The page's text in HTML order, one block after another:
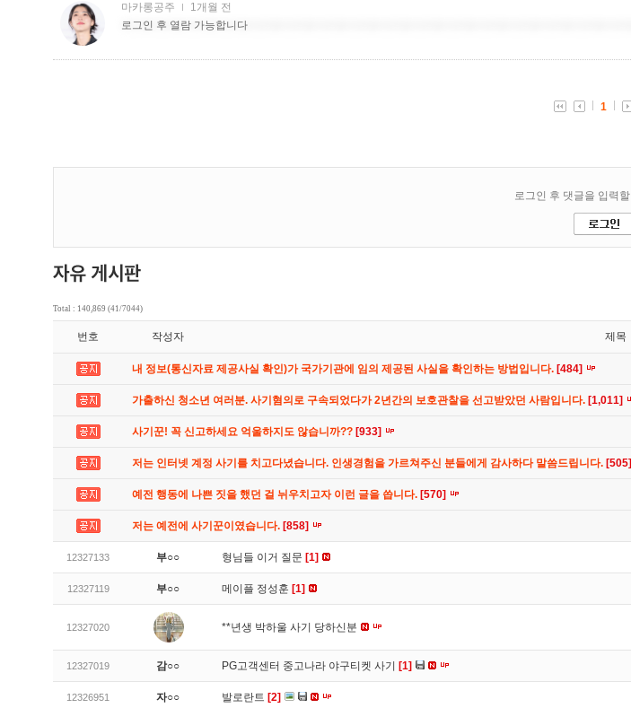
Total : 140,869 (41/7044)
번호 작성자 제목
내 정보(통신자료 제공사실 확인)가 국가기관에 임의 제공된 사실을 확인하는 방법입니다. [484]
가출하신 청소년 여러분. 사기혐의로 구속되었다가 2년간의 보호관찰을 선고받았던 사람입니다. [1,011]
사기꾼! 꼭 신고하세요 억울하지도 않습니까?? [933]
저는 인터넷 계정 사기를 치고다녔습니다. 인생경험을 가르쳐주신 분들에게 감사하다 말씀드립니다. [505]
예전 행동에 나쁜 짓을 했던 걸 뉘우치고자 이런 글을 씁니다. [570]
저는 예전에 사기꾼이였습니다. [858]
12327133 부○○ 형님들 이거 질문 [1]
12327119 부○○ 메이플 정성훈 [1]
12327020 **년생 박하울 사기 당하신분
12327019 감○○ PG고객센터 중고나라 야구티켓 사기 [1]
12326951 자○○ 발로란트 [2]